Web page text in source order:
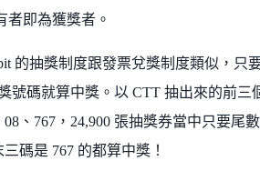
者即為獲獎者。
的抽獎制度跟發票兌獎制度類似，只
號碼就算中獎。以 CTT 抽出來的前三
、767，24,900 張抽獎券當中只要尾
碼是 767 的都算中獎！